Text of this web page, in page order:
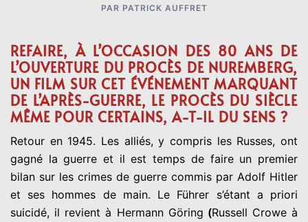
PAR PATRICK AUFFRET
REFAIRE, À L’OCCASION DES 80 ANS DE
L’OUVERTURE DU PROCÈS DE NUREMBERG,
UN FILM SUR CET ÉVÉNEMENT MARQUANT
DE L’APRÈS-GUERRE, LE PROCÈS DU SIÈCLE
MÊME POUR CERTAINS, A-T-IL DU SENS ?
Retour en 1945. Les alliés, y compris les Russes, ont
gagné la guerre et il est temps de faire un premier
bilan sur les crimes de guerre commis par Adolf Hitler
et ses hommes de main. Le Führer s’étant a priori
suicidé, il revient à Hermann Göring (Russell Crowe à